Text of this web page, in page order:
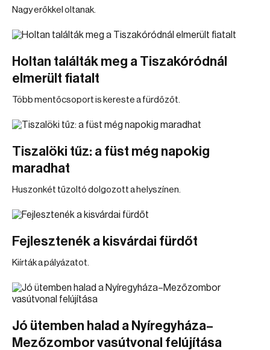
Nagy erőkkel oltanak.
Holtan találták meg a Tiszakóródnál
elmerült fiatalt
Több mentőcsoport is kereste a fürdőzőt.
Tiszalöki tűz: a füst még napokig
maradhat
Huszonkét tűzoltó dolgozott a helyszínen.
Fejlesztenék a kisvárdai fürdőt
Kiírták a pályázatot.
Jó ütemben halad a Nyíregyháza–
Mezőzombor vasútvonal felújítása